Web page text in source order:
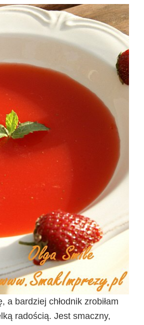
a bardziej chłodnik zrobiłam
radością. Jest smaczny,